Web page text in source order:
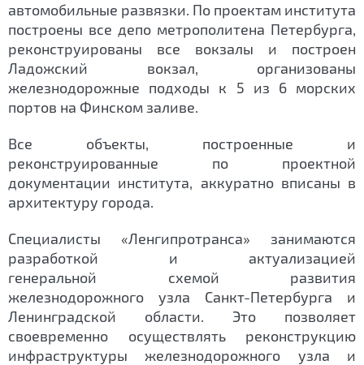
автомобильные развязки. По проектам института
построены все депо метрополитена Петербурга,
реконструированы все вокзалы и построен
Ладожский вокзал, организованы
железнодорожные подходы к 5 из 6 морских
портов на Финском заливе.
Все объекты, построенные и
реконструированные по проектной
документации института, аккуратно вписаны в
архитектуру города.
Специалисты «Ленгипротранса» занимаются
разработкой и актуализацией
генеральной схемой развития
железнодорожного узла Санкт-Петербурга и
Ленинградской области. Это позволяет
своевременно осуществлять реконструкцию
инфраструктуры железнодорожного узла и